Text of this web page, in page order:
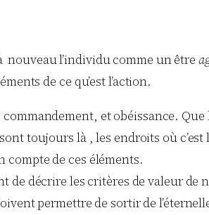
l’individu comme un être
de ce qu’est l’action.
et obéissance. Que
toujours là , les endroits où c’est
compte de ces éléments.
décrire les critères de valeur de
permettre de sortir de